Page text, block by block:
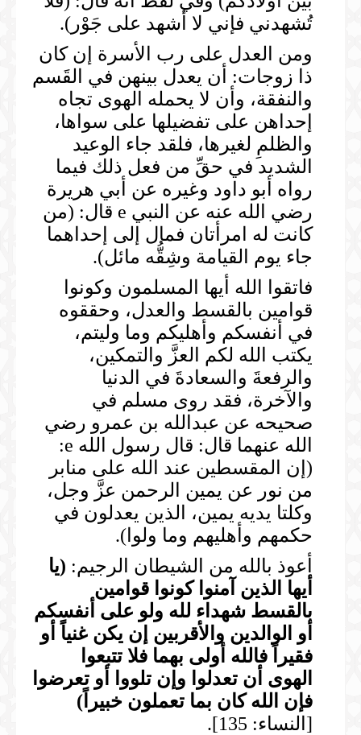
تُشهدني فإني لا أشهد على جَوْر).
ومن العدل على رب الأسرة إن كان
ذا زوجات: أن يعدل بينهن في القَسم
والنفقة، وأن لا يحمله الهوى تجاه
إحداهن على تفضيلها على سواها،
والظلمِ لغيرها، فلقد جاء الوعيد
الشديد في حقِّ من فعل ذلك فيما
رواه أبو داود وغيره عن أبي هريرة
رضي الله عنه عن النبي e قال: (من
كانت له امرأتان فمال إلى إحداهما
جاء يوم القيامة وشِقُّه مائل).
فاتقوا الله أيها المسلمون وكونوا
قوامين بالقسط والعدل، وحققوه
في أنفسكم وأهليكم وما وليتم،
يكتب الله لكم العزَّ والتمكين،
والرفعةَ والسعادةَ في الدنيا
والآخرة، فقد روى مسلم في
صحيحه عن عبدالله بن عمرو رضي
الله عنهما قال: قال رسول الله e:
(إن المقسطين عند الله على منابر
من نور عن يمين الرحمن عزَّ وجل،
وكلتا يديه يمين، الذين يعدلون في
حكمهم وأهليهم وما ولوا).
أعوذ بالله من الشيطان الرجيم: (يا
أيها الذين آمنوا كونوا قوامين
بالقسط شهداء لله ولو على أنفسكم
أو الوالدين والأقربين إن يكن غنياً أو
فقيراً فالله أولى بهما فلا تتبعوا
الهوى أن تعدلوا وإن تلووا أو تعرضوا
فإن الله كان بما تعملون خبيراً )
[النساء: 135].